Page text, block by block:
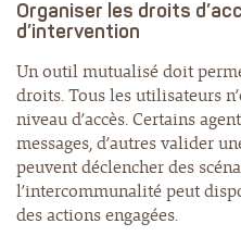
Organiser les droits
d’intervention
Un outil mutualisé doit
droits. Tous les utilisateurs
niveau d’accès. Certains
messages, d’autres valider
peuvent déclencher des
l’intercommunalité peut
des actions engagées.